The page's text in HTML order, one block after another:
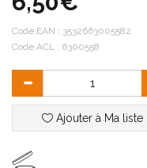
Code EAN : 3532663005582
Code ACL : 6300558
Ajouter à Ma liste